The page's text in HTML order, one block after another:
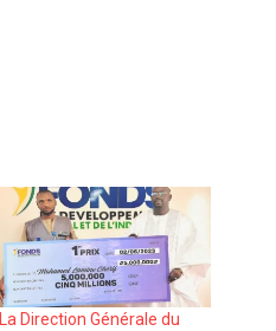
La Direction Générale du